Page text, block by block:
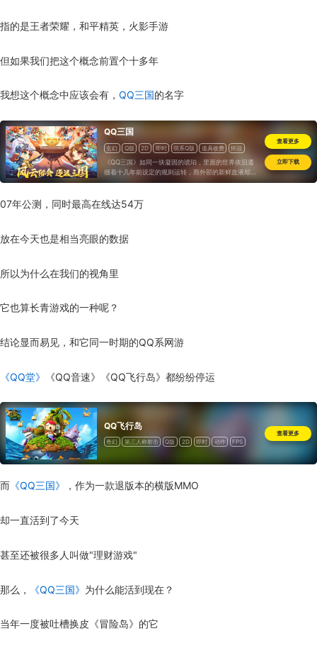
指的是王者荣耀，和平精英，火影手游
但如果我们把这个概念前置个十多年
我想这个概念中应该会有， QQ三国的名字
QQ三国
玄幻 Q版 2D 即时 萌系Q版 道具收费 怀旧
《QQ三国》如同一块凝固的琥珀，里面的世界依旧遵
循着十几年前设定的规则运转，而外部的新鲜血液却难
以再渗透其中..
查看更多
立即下载
07年公测，同时最高在线达54万
放在今天也是相当亮眼的数据
所以为什么在我们的视角里
它也算长青游戏的一种呢？
结论显而易见，和它同一时期的QQ系网游
《QQ堂》 《QQ音速》《QQ飞行岛》都纷纷停运
QQ飞行岛
奇幻 第三人称射击 Q版 2D 即时 动作
FPS
查看更多
而 《QQ三国》 ，作为一款退版本的横版MMO
却一直活到了今天
甚至还被很多人叫做"理财游戏"
那么， 《QQ三国》 为什么能活到现在？
当年一度被吐槽换皮《冒险岛》的它